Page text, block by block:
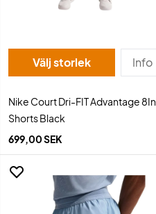
Välj storlek Info
Nike Court Dri-FIT Advantage 8In
Shorts Black
699,00 SEK